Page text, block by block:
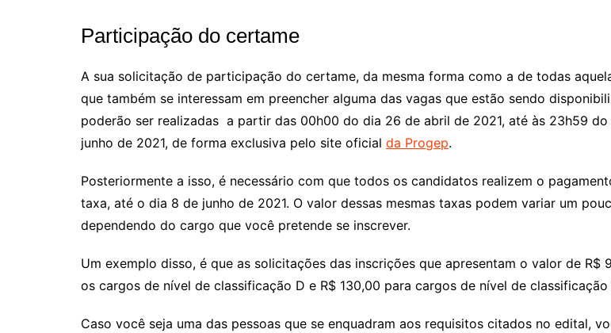
Participação do certame
A sua solicitação de participação do certame, da mesma forma como a de todas
que também se interessam em preencher alguma das vagas que estão sendo
poderão ser realizadas a partir das 00h00 do dia 26 de abril de 2021, até às 23h59 do
junho de 2021, de forma exclusiva pelo site oficial da Progep.
Posteriormente a isso, é necessário com que todos os candidatos realizem o
taxa, até o dia 8 de junho de 2021. O valor dessas mesmas taxas podem variar um
dependendo do cargo que você pretende se inscrever.
Um exemplo disso, é que as solicitações das inscrições que apresentam o valor de R$
os cargos de nível de classificação D e R$ 130,00 para cargos de nível de classificação
Caso você seja uma das pessoas que se enquadram aos requisitos citados no edital,